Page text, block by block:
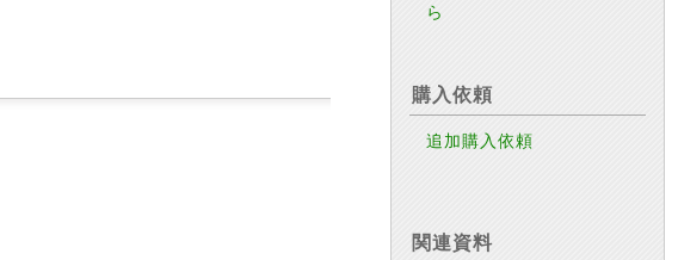
ら
購入依頼
追加購入依頼
関連資料